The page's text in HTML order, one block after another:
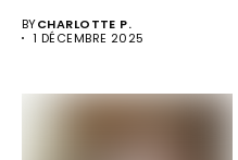
BYCHARLOTTE P.
1 DÉCEMBRE 2025